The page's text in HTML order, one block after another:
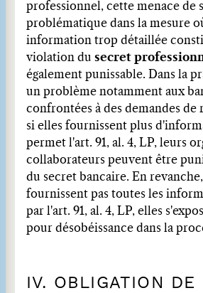
professionnel, cette menace de
problématique dans la mesure
information trop détaillée
violation du secret
également punissable. Dans la
un problème notamment aux
confrontées à des demandes de
si elles fournissent plus
permet l'art. 91, al. 4, LP, leurs
collaborateurs peuvent être
du secret bancaire. En
fournissent pas toutes les
par l'art. 91, al. 4, LP, elles
pour désobéissance dans la
IV. OBLIGATION DE